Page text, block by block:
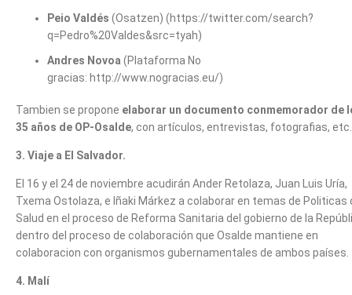
Peio Valdés (Osatzen) (https://twitter.com/search?
q=Pedro%20Valdes&src=tyah)
Andres Novoa (Plataforma No
gracias: http://www.nogracias.eu/)
Tambien se propone elaborar un documento conmemorador de
35 años de OP-Osalde, con artículos, entrevistas, fotografias, etc.
3. Viaje a El Salvador.
El 16 y el 24 de noviembre acudirán Ander Retolaza, Juan Luis Uría,
Txema Ostolaza, e Iñaki Márkez a colaborar en temas de Politicas
Salud en el proceso de Reforma Sanitaria del gobierno de la
dentro del proceso de colaboración que Osalde mantiene en
colaboracion con organismos gubernamentales de ambos países.
4. Malí